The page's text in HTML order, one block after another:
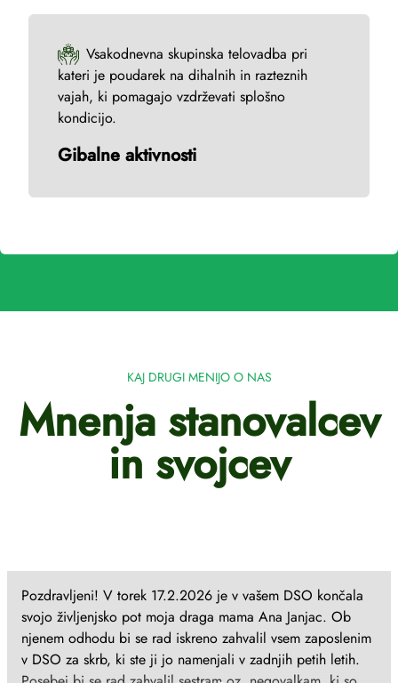
Vsakodnevna skupinska telovadba pri
kateri je poudarek na dihalnih in razteznih
vajah, ki pomagajo vzdrževati splošno
kondicijo.
Gibalne aktivnosti
KAJ DRUGI MENIJO O NAS
Mnenja stanovalcev
in svojcev
Pozdravljeni! V torek 17.2.2026 je v vašem DSO končala
svojo življenjsko pot moja draga mama Ana Janjac. Ob
njenem odhodu bi se rad iskreno zahvalil vsem zaposlenim
v DSO za skrb, ki ste ji jo namenjali v zadnjih petih letih.